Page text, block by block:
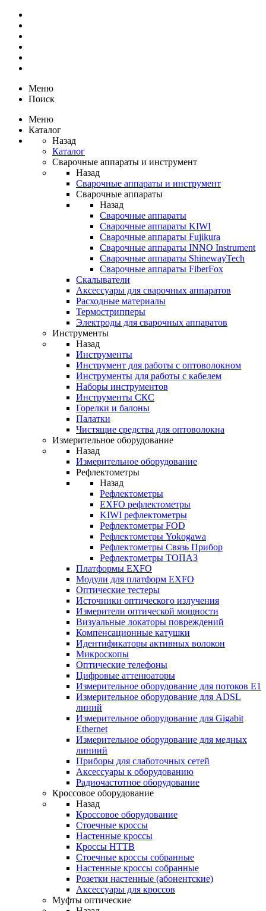
Меню
Поиск
Меню
Каталог
Назад
Каталог
Сварочные аппараты и инструмент
Назад
Сварочные аппараты и инструмент
Сварочные аппараты
Назад
Сварочные аппараты
Сварочные аппараты KIWI
Сварочные аппараты Fujikura
Сварочные аппараты INNO Instrument
Сварочные аппараты ShinewayTech
Cварочные аппараты FiberFox
Скалыватели
Аксессуары для сварочных аппаратов
Расходные материалы
Термострипперы
Электроды для сварочных аппаратов
Инструменты
Назад
Инструменты
Инструмент для работы с оптоволокном
Инструменты для работы с кабелем
Наборы инструментов
Инструменты СКС
Горелки и балоны
Палатки
Чистящие средства для оптоволокна
Измерительное оборудование
Назад
Измерительное оборудование
Рефлектометры
Назад
Рефлектометры
EXFO рефлектометры
KIWI рефлектометры
Рефлектометры FOD
Рефлектометры Yokogawa
Рефлектометры Связь Прибор
Рефлектометры ТОПАЗ
Платформы EXFO
Модули для платформ EXFO
Оптические тестеры
Источники оптического излучения
Измерители оптической мощности
Визуальные локаторы повреждений
Компенсационные катушки
Идентификаторы активных волокон
Микроскопы
Оптические телефоны
Цифровые аттенюаторы
Измерительное оборудование для потоков Е1
Измерительное оборудование для ADSL
линий
Измерительное оборудование для Gigabit
Ethernet
Измерительное оборудование для медных
линиий
Приборы для слаботочных сетей
Аксессуары к оборудованию
Радиочастотное оборудование
Кроссовое оборудование
Назад
Кроссовое оборудование
Стоечные кроссы
Настенные кроссы
Кроссы HTTB
Стоечные кроссы собранные
Настенные кроссы собранные
Розетки настенные (абонентские)
Аксессуары для кроссов
Муфты оптические